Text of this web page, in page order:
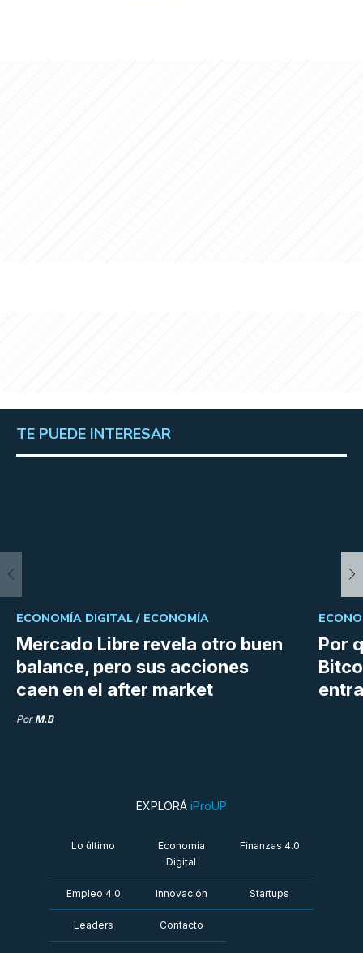
TE PUEDE INTERESAR
Mercado Libre revela otro buen
balance, pero sus acciones
caen en el after market
ECONOMÍA DIGITAL / ECONOMÍA
Por M.B
Por
EXPLORÁ iProUP
Lo último
Economía
Digital
Finanzas 4.0
Empleo 4.0 Innovación Startups
Leaders Contacto